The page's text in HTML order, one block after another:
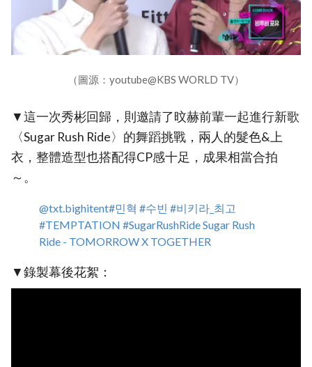
（圖源：youtube@KBS WORLD TV）
▼這一次秀彬回歸，則邀請了旼赫前輩一起進行新歌
〈Sugar Rush Ride〉的舞蹈挑戰，兩人的髮色&上
衣，整體造型也搭配得CP感十足，成果相當合拍
～。
@txt.bighitent#민혁 #수빈 #비키라_최고
#TEMPTATION #SugarRushRideSugar Rush
Ride - TOMORROW X TOGETHER
▼錄製幕後花絮：